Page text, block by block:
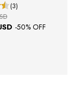
(3)
-50% OFF